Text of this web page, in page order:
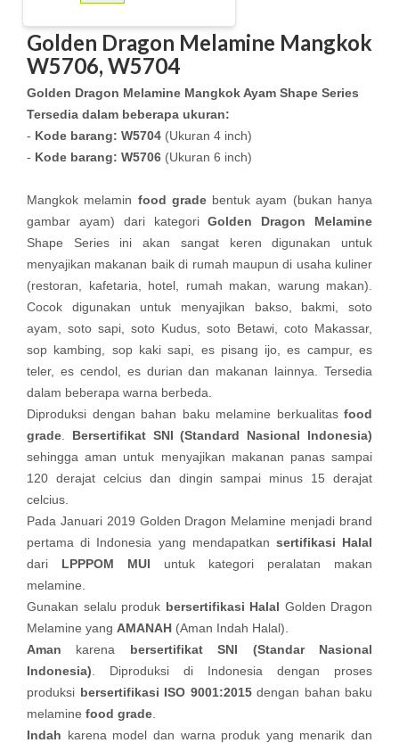
Golden Dragon Melamine Mangkok
W5706, W5704
Golden Dragon Melamine Mangkok Ayam Shape Series
Tersedia dalam beberapa ukuran:
- Kode barang: W5704 (Ukuran 4 inch)
- Kode barang: W5706 (Ukuran 6 inch)
Mangkok melamin food gradebentuk ayam (bukan hanya
gambar ayam) dari kategoriGolden Dragon Melamine
Shape Series ini akan sangat keren digunakan untuk
menyajikan makanan baik di rumah maupun di usaha kuliner
(restoran, kafetaria, hotel, rumah makan, warung makan).
Cocok digunakan untuk menyajikan bakso, bakmi, soto
ayam, soto sapi, soto Kudus, soto Betawi, coto Makassar,
sop kambing, sop kaki sapi, es pisang ijo, es campur, es
teler, es cendol, es durian dan makanan lainnya. Tersedia
dalam beberapa warna berbeda.
Diproduksi dengan bahan baku melamine berkualitas food
grade
Bersertifikat SNI (Standard Nasional Indonesia)
sehingga aman untuk menyajikan makanan panas sampai
120 derajat celcius dan dingin sampai minus 15 derajat
celcius.
Pada Januari 2019 Golden Dragon Melamine menjadi brand
pertama di Indonesia yang mendapatkan sertifikasi Halal
dari LPPPOM MUI untuk kategori peralatan makan
melamine.
Gunakan selalu produk bersertifikasi Halal Golden Dragon
Melamine yang AMANAH (Aman Indah Halal).
Aman karena bersertifikat SNI (Standar Nasional
Indonesia) . Diproduksi di Indonesia dengan proses
produksi bersertifikasi ISO 9001:2015dengan bahan baku
melamine food grade
Indah karena model dan warna produk yang menarik dan